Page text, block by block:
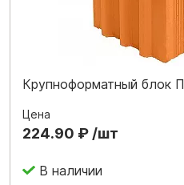
Крупноформатный блок
Цена
224.90 ₽ /шт